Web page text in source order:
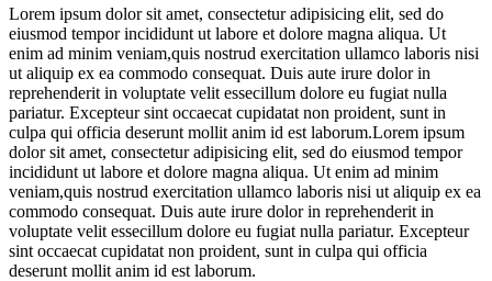
Lorem ipsum dolor sit amet, consectetur adipisicing elit, sed do
eiusmod tempor incididunt ut labore et dolore magna aliqua. Ut
enim ad minim veniam,quis nostrud exercitation ullamco laboris nisi
ut aliquip ex ea commodo consequat. Duis aute irure dolor in
reprehenderit in voluptate velit essecillum dolore eu fugiat nulla
pariatur. Excepteur sint occaecat cupidatat non proident, sunt in
culpa qui officia deserunt mollit anim id est laborum.Lorem ipsum
dolor sit amet, consectetur adipisicing elit, sed do eiusmod tempor
incididunt ut labore et dolore magna aliqua. Ut enim ad minim
veniam,quis nostrud exercitation ullamco laboris nisi ut aliquip ex ea
commodo consequat. Duis aute irure dolor in reprehenderit in
voluptate velit essecillum dolore eu fugiat nulla pariatur. Excepteur
sint occaecat cupidatat non proident, sunt in culpa qui officia
deserunt mollit anim id est laborum.